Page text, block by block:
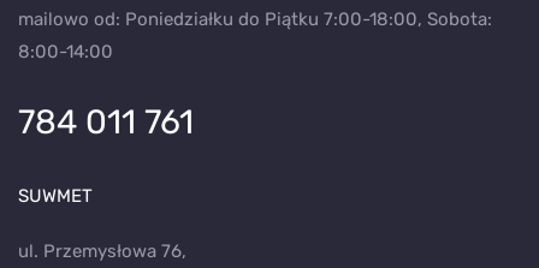
mailowo od: Poniedziałku do Piątku 7:00-18:00, Sobota:
8:00-14:00
784 011 761
SUWMET
ul. Przemysłowa 76,